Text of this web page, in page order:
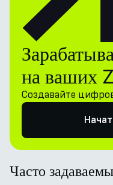
на ваших
Создавайте
Часто